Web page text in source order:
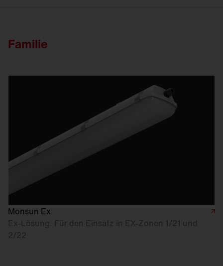
Familie
Monsun Ex
Ex-Lösung. Für den Einsatz in EX-Zonen 1/21 und
2/22